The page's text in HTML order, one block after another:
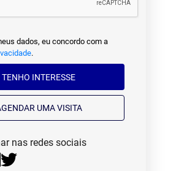
dados, eu concordo com a
.
TENHO INTERESSE
AGENDAR UMA VISITA
nas redes sociais